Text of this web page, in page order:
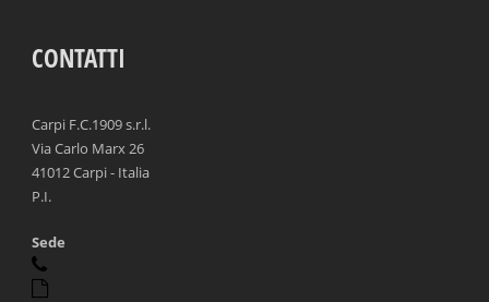
CONTATTI
Carpi F.C.1909 s.r.l.
Via Carlo Marx 26
41012 Carpi - Italia
P.I.
Sede